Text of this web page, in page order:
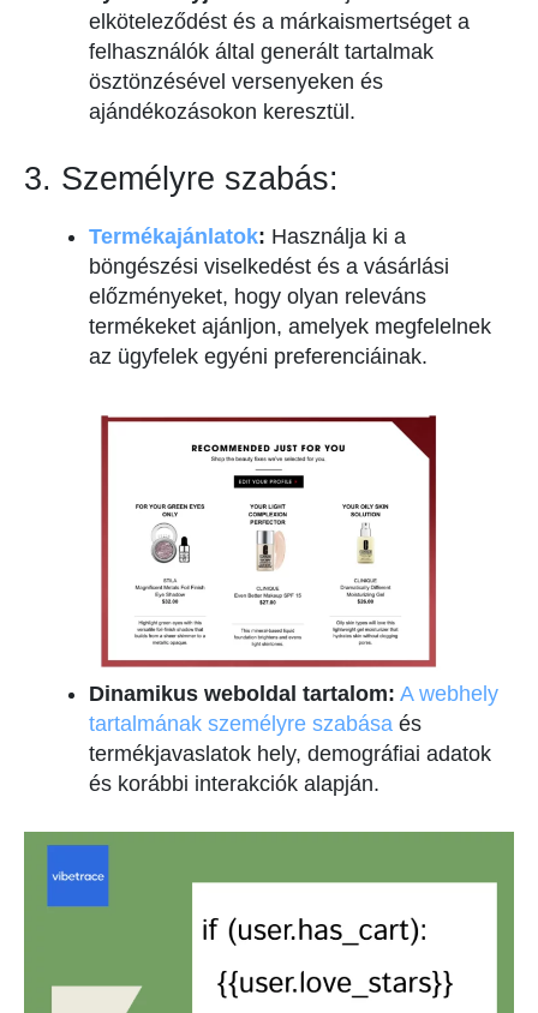
elköteleződést és a márkaismertséget a
felhasználók által generált tartalmak
ösztönzésével versenyeken és
ajándékozásokon keresztül.
3. Személyre szabás:
Termékajánlatok: Használja ki a
böngészési viselkedést és a vásárlási
előzményeket, hogy olyan releváns
termékeket ajánljon, amelyek megfelelnek
az ügyfelek egyéni preferenciáinak.
Dinamikus weboldal tartalom: A webhely
tartalmának személyre szabása és
termékjavaslatok hely, demográfiai adatok
és korábbi interakciók alapján.